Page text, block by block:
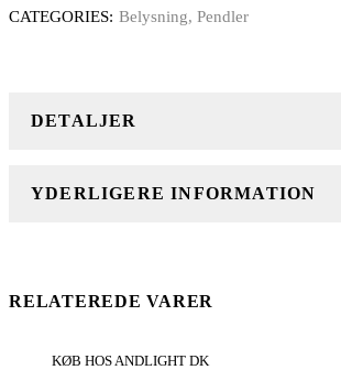
CATEGORIES: Belysning, Pendler
DETALJER
YDERLIGERE INFORMATION
RELATEREDE VARER
KØB HOS ANDLIGHT DK